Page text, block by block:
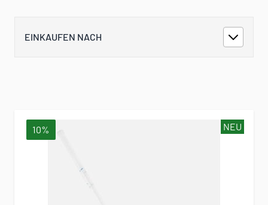
EINKAUFEN NACH
NEU
10%